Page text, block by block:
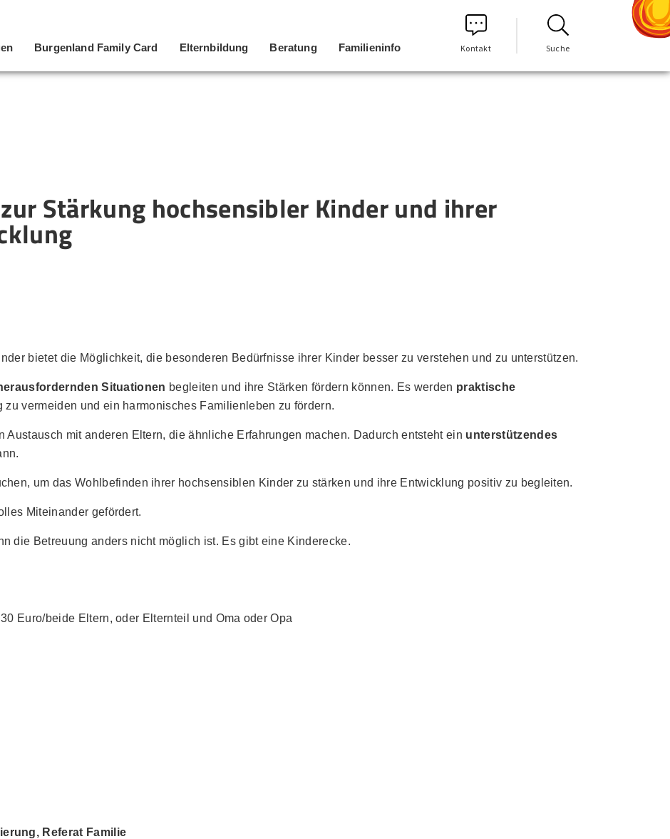
Burgenland Family Card Elternbildung Beratung Familieninfo Kontakt Suche
Stärkung hochsensibler Kinder und ihrer
bietet die Möglichkeit, die besonderen Bedürfnisse ihrer Kinder besser zu verstehen und zu unterstützen.
Situationen begleiten und ihre Stärken fördern können. Es werden praktische
zu vermeiden und ein harmonisches Familienleben zu fördern.
Austausch mit anderen Eltern, die ähnliche Erfahrungen machen. Dadurch entsteht ein unterstützendes
um das Wohlbefinden ihrer hochsensiblen Kinder zu stärken und ihre Entwicklung positiv zu begleiten.
Miteinander gefördert.
die Betreuung anders nicht möglich ist. Es gibt eine Kinderecke.
Euro/beide Eltern, oder Elternteil und Oma oder Opa
Referat Familie